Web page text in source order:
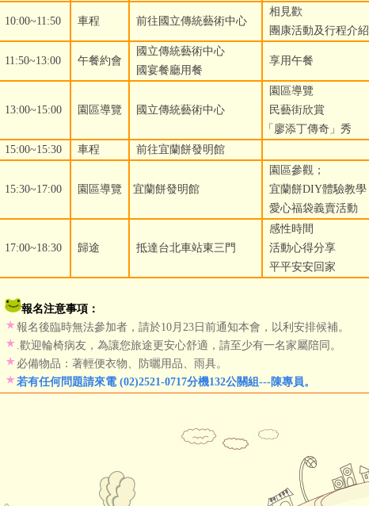
10:00~11:50 車程 前往 國立傳統藝術中心
相見歡
團康活動及行程介紹
11:50~13:00 午餐約會
國立傳統藝術中心
國宴餐廳用餐
享用午餐
13:00~15:00 園區導覽 國立傳統藝術中心
園區導覽
民藝街欣賞
「廖添丁傳奇」秀
15:00~15:30
車程 前往宜蘭餅發明館
15:30~17:00 園區導覽 宜蘭餅發明館
園區參觀；
宜蘭餅DIY體驗教學
愛心福袋義賣活動
17:00~18:30 歸途 抵達台北車站東三門
感性時間
活動心得分享
平平安安回家
報名注意事項：
報名後臨時無法參加者，請於10月23日前通知本會，以利安排候補。
.歡迎輪椅病友，為讓您旅途更安心舒適，請至少有一名家屬陪同。
必備物品：著輕便衣物、防曬用品、雨具。
若有任何問題請來電 (02)2521-0717分機132公關組---陳專員。